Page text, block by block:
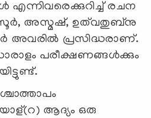
എന്നിവരെക്കുറിച്ച് രചന
അസ്മഷ്, ഉത്‍വതുബ്നു
അവരിൽ പ്രസിദ്ധരാണ്.
പരീക്ഷണങ്ങള്‍ക്കും
ആദ്യം ഒരു